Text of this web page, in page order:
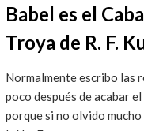
Babel es el
Troya de R. F.
Normalmente escribo las
poco después de acabar
porque si no olvido mucho